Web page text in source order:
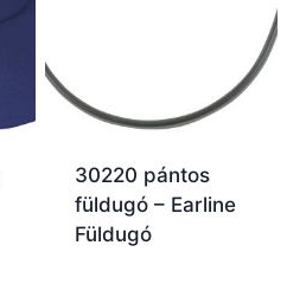
30220 pántos
füldugó – Earline
Füldugó